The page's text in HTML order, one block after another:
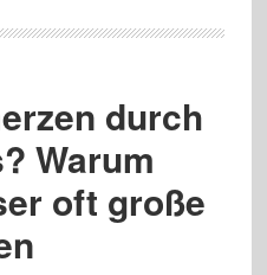
durch
Warum
oft große